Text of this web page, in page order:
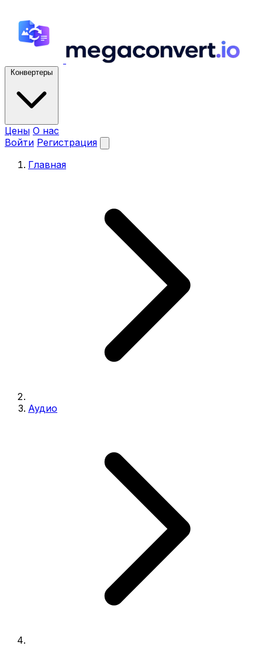
Конвертеры
Цены О нас
Войти Регистрация
Главная
Аудио